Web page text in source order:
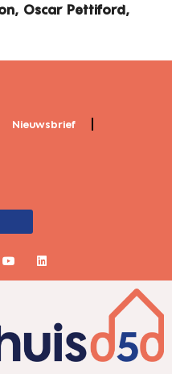
Oscar Pettiford,
Nieuwsbrief